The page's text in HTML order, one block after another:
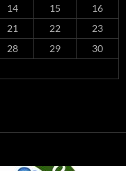
14 15
16
21 22
23
28 29
30